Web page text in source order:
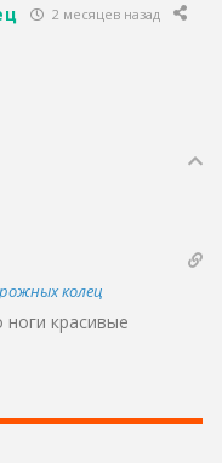
2 месяцев назад
колец
красивые